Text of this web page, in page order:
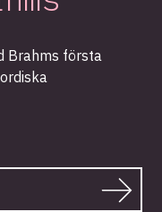
Brahms första